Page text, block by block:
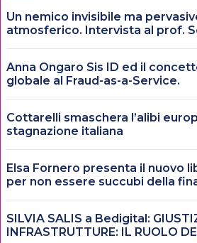
Un nemico invisibile ma
atmosferico. Intervista al prof.
Anna Ongaro Sis ID ed il
globale al Fraud-as-a-Service.
Cottarelli smaschera l’alibi
stagnazione italiana
Elsa Fornero presenta il nuovo
per non essere succubi della
SILVIA SALIS a Bedigital:
INFRASTRUTTURE: IL RUOLO